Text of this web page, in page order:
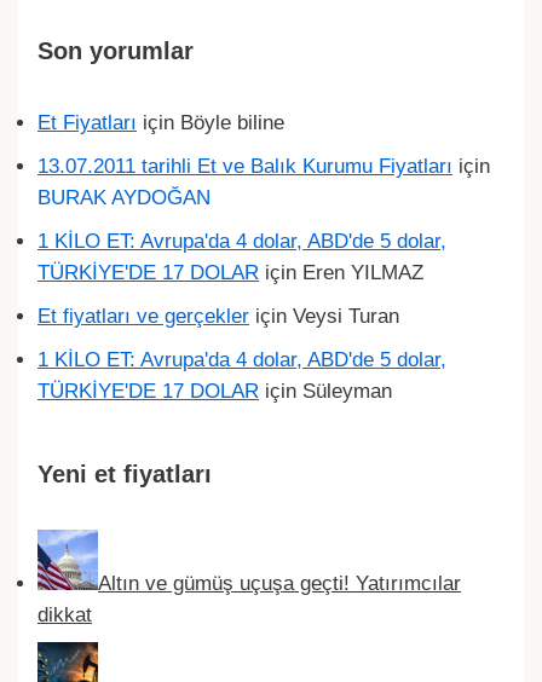
Son yorumlar
Et Fiyatları için Böyle biline
13.07.2011 tarihli Et ve Balık Kurumu Fiyatları için
BURAK AYDOĞAN
1 KİLO ET: Avrupa'da 4 dolar, ABD'de 5 dolar,
TÜRKİYE'DE 17 DOLAR için Eren YILMAZ
Et fiyatları ve gerçekler için Veysi Turan
1 KİLO ET: Avrupa'da 4 dolar, ABD'de 5 dolar,
TÜRKİYE'DE 17 DOLAR için Süleyman
Yeni et fiyatları
Altın ve gümüş uçuşa geçti! Yatırımcılar
dikkat